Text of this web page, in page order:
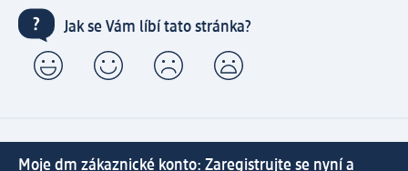
Jak se Vám líbí tato stránka?
Moje dm zákaznické konto: Zaregistrujte se nyní a